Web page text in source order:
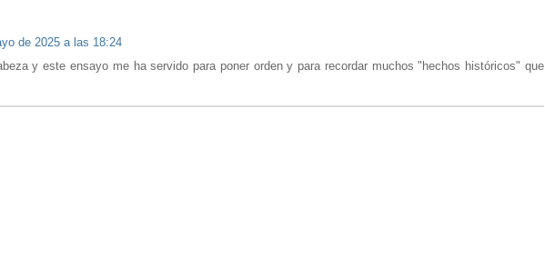
de 2025 a las 18:24
y este ensayo me ha servido para poner orden y para recordar muchos "hechos históricos" que